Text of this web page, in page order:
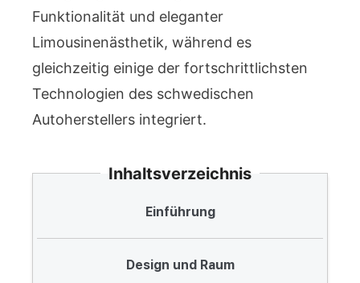
Funktionalität und eleganter
Limousinenästhetik, während es
gleichzeitig einige der fortschrittlichsten
Technologien des schwedischen
Autoherstellers integriert.
Inhaltsverzeichnis
Einführung
Design und Raum